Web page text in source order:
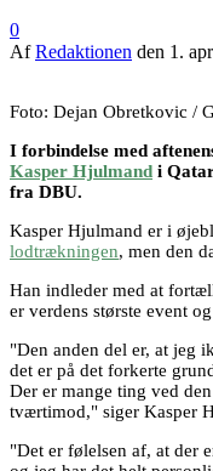
0
AfRedaktionen den 1.
Foto: Dejan Obretkovic /
I forbindelse med
Kasper Hjulmand i
fra DBU.
Kasper Hjulmand er i
lodtrækningen, men den
Han indleder med at
er verdens største event
"Den anden del er, at jeg
det er på det forkerte
Der er mange ting ved
tværtimod," siger Kasper
"Det er følelsen af, at der